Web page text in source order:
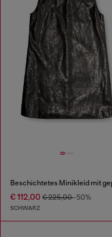
€ 112,00 € 225,00-50%
SCHWARZ